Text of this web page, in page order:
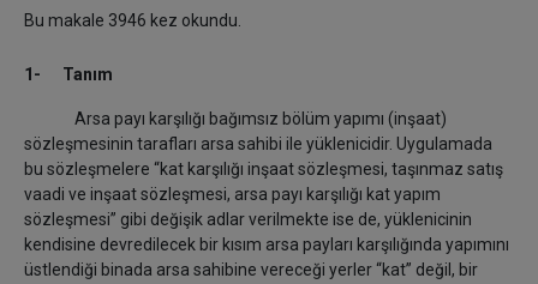
Bu makale 3946 kez okundu.
1- Tanım
Arsa payı karşılığı bağımsız bölüm yapımı (inşaat)
sözleşmesinin tarafları arsa sahibi ile yüklenicidir. Uygulamada
bu sözleşmelere “kat karşılığı inşaat sözleşmesi, taşınmaz satış
vaadi ve inşaat sözleşmesi, arsa payı karşılığı kat yapım
sözleşmesi” gibi değişik adlar verilmekte ise de, yüklenicinin
kendisine devredilecek bir kısım arsa payları karşılığında yapımını
üstlendiği binada arsa sahibine vereceği yerler “kat” değil, bir